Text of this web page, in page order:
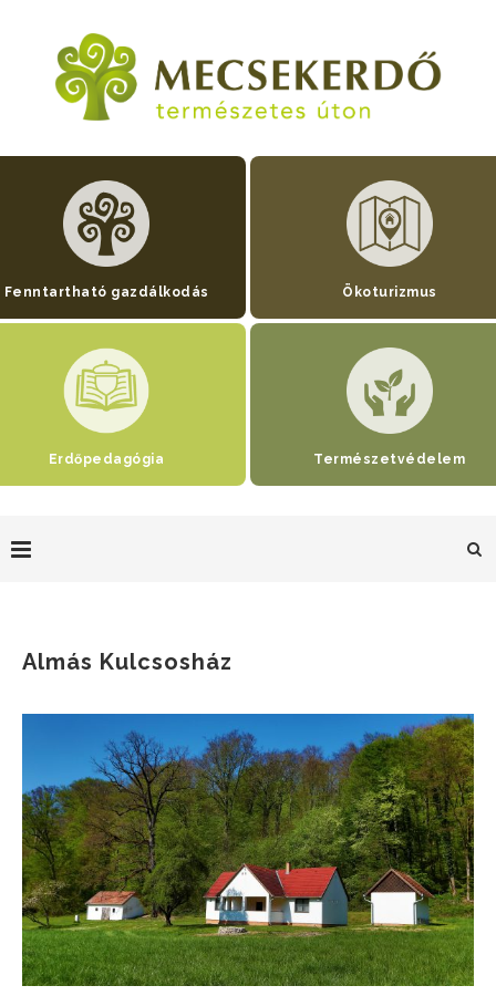
Fenntartható gazdálkodás Ökoturizmus
Erdőpedagógia Természetvédelem
Almás Kulcsosház